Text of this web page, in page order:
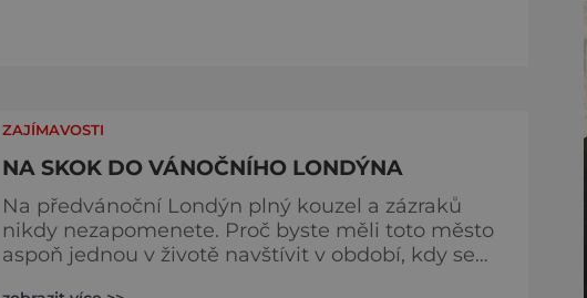
ZAJÍMAVOSTI
NA SKOK DO VÁNOČNÍHO LONDÝNA
Na předvánoční Londýn plný kouzel a zázraků
nikdy nezapomenete. Proč byste měli toto město
aspoň jednou v životě navštívit v období, kdy se